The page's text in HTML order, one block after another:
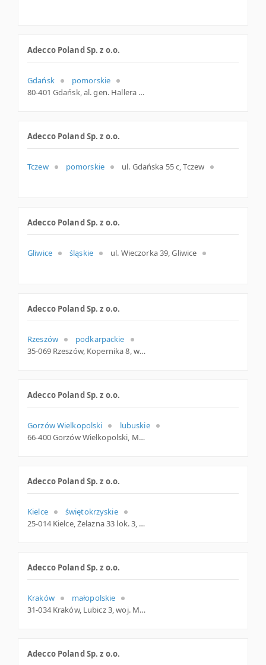
Adecco Poland Sp. z o.o.
Gdańsk
pomorskie
80-401 Gdańsk, al. gen. Hallera 2 B, woj. Pomorskie, pow. Gdańsk, gm. Gdańsk
Adecco Poland Sp. z o.o.
Tczew pomorskie ul. Gdańska 55 c, Tczew
Adecco Poland Sp. z o.o.
Gliwice śląskie ul. Wieczorka 39, Gliwice
Adecco Poland Sp. z o.o.
Rzeszów
podkarpackie
35-069 Rzeszów, Kopernika 8, woj. Podkarpackie, pow. Rzeszów, gm. Rzeszów
Adecco Poland Sp. z o.o.
Gorzów Wielkopolski
lubuskie
66-400 Gorzów Wielkopolski, Mostowa 12, woj. Lubuskie, pow. Gorzów Wielkopolski, gm. Gorzów Wielkopolski
Adecco Poland Sp. z o.o.
Kielce
świętokrzyskie
25-014 Kielce, Żelazna 33 lok. 3, woj. Świętokrzyskie, pow. Kielce, gm. Kielce
Adecco Poland Sp. z o.o.
Kraków
małopolskie
31-034 Kraków, Lubicz 3, woj. Małopolskie, pow. Kraków, gm. Kraków
Adecco Poland Sp. z o.o.